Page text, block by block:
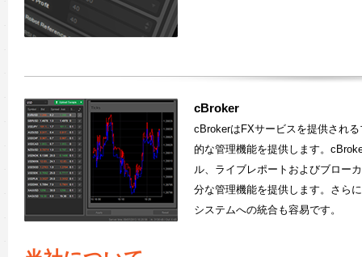
cBroker
cBrokerはFXサービスを提供され
的な管理機能を提供します。
ル、ライブレポートおよびブロー
分な管理機能を提供します。さら
システムへの統合も容易です。